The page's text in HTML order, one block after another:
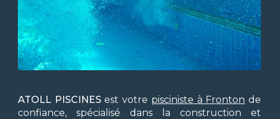
ATOLL PISCINESest votre pisciniste à Fronton de
confiance, spécialisé dans la construction et